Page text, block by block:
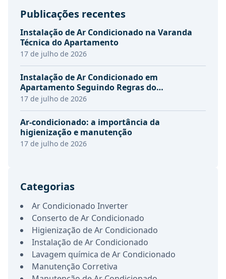
Publicações recentes
Instalação de Ar Condicionado na Varanda
Técnica do Apartamento
17 de julho de 2026
Instalação de Ar Condicionado em
Apartamento Seguindo Regras do
Condomínio
17 de julho de 2026
Ar-condicionado: a importância da
higienização e manutenção
17 de julho de 2026
Categorias
Ar Condicionado Inverter
Conserto de Ar Condicionado
Higienização de Ar Condicionado
Instalação de Ar Condicionado
Lavagem química de Ar Condicionado
Manutenção Corretiva